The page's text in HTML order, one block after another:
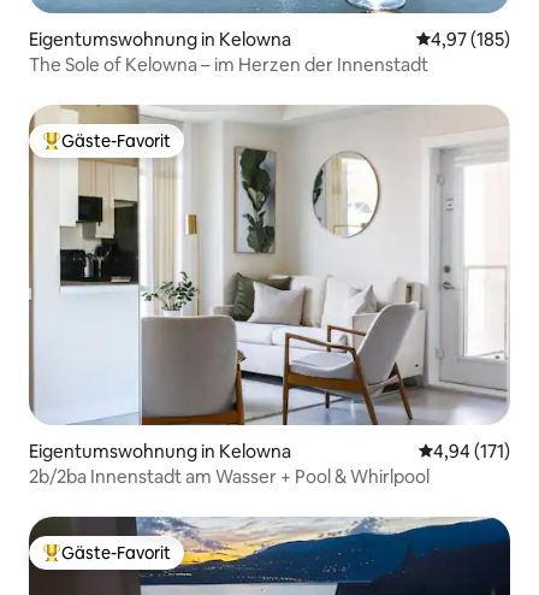
Eigentumswohnung in Kelowna
4,97 (185)
The Sole of Kelowna – im Herzen der Innenstadt
Beliebter Gäste-Favorit.
Gäste-Favorit
Eigentumswohnung in Kelowna
4,94 (171)
2b/2ba Innenstadt am Wasser + Pool & Whirlpool
Beliebter Gäste-Favorit.
Gäste-Favorit